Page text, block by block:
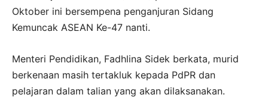
Oktober ini bersempena penganjuran Sidang
Kemuncak ASEAN Ke-47 nanti.
Menteri Pendidikan, Fadhlina Sidek berkata, murid
berkenaan masih tertakluk kepada PdPR dan
pelajaran dalam talian yang akan dilaksanakan.